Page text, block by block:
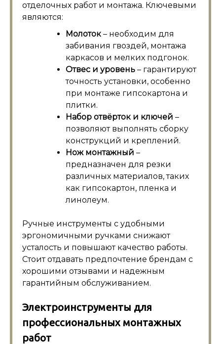
отделочных работ и монтажа. Ключевыми
являются:
Молоток – необходим для
забивания гвоздей, монтажа
каркасов и мелких подгонок.
Отвес и уровень – гарантируют
точность установки, особенно
при монтаже гипсокартона и
плитки.
Набор отвёрток и ключей –
позволяют выполнять сборку
конструкций и креплений.
Нож монтажный –
предназначен для резки
различных материалов, таких
как гипсокартон, пленка и
линолеум.
Ручные инструменты с удобными
эргономичными ручками снижают
усталость и повышают качество работы.
Стоит отдавать предпочтение брендам с
хорошими отзывами и надежным
гарантийным обслуживанием.
Электроинструменты для
профессиональных монтажных
работ